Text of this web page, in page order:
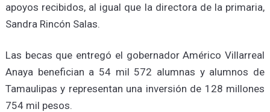
apoyos recibidos, al igual que la directora de la primaria,
Sandra Rincón Salas.
Las becas que entregó el gobernador Américo Villarreal
Anaya benefician a 54 mil 572 alumnas y alumnos de
Tamaulipas y representan una inversión de 128 millones
754 mil pesos.